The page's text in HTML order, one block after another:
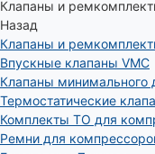
Клапаны и
Назад
Клапаны и
Впускные клапаны VMC
Клапаны минимального
Термостатические
Комплекты ТО для
Ремни для